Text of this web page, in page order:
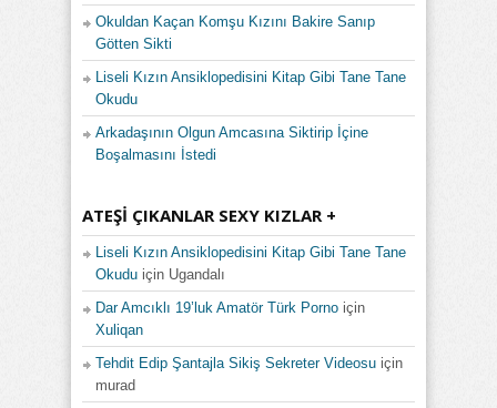
Okuldan Kaçan Komşu Kızını Bakire Sanıp
Götten Sikti
Liseli Kızın Ansiklopedisini Kitap Gibi Tane Tane
Okudu
Arkadaşının Olgun Amcasına Siktirip İçine
Boşalmasını İstedi
ATEŞI ÇIKANLAR SEXY KIZLAR +
Liseli Kızın Ansiklopedisini Kitap Gibi Tane Tane
Okudu için Ugandalı
Dar Amcıklı 19’luk Amatör Türk Porno için
Xuliqan
Tehdit Edip Şantajla Sikiş Sekreter Videosu için
murad